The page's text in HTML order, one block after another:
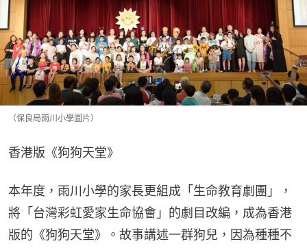
（保良局雨川小學圖片）
香港版《狗狗天堂》
本年度，雨川小學的家長更組成「生命教育劇團」，
將「台灣彩虹愛家生命協會」的劇目改編，成為香港
版的《狗狗天堂》。故事講述一群狗兒，因為種種不